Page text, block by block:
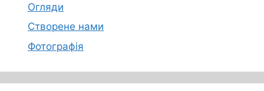
Огляди
Створене нами
Фотографія